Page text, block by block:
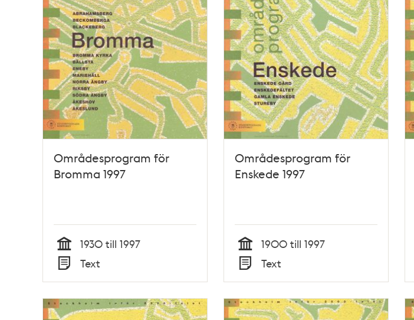
Områdesprogram för
Bromma 1997
Tid
1930 till 1997
Typ
Text
Områdesprogram för
Enskede 1997
Tid
1900 till 1997
Typ
Text